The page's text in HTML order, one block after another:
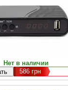
Нет в наличии
586грн